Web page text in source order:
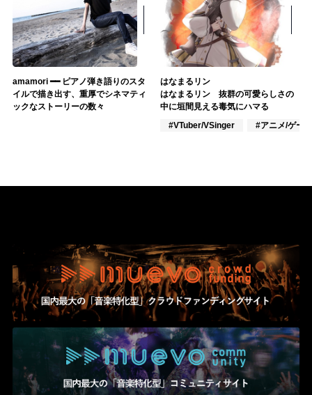
amamori ━━ ピアノ弾き語りのスタ
イルで描き出す、重厚でシネマティ
ックなストーリーの数々
はなまるリン
はなまるリン 抜群の可愛らしさの
中に垣間見える毒気にハマる
#VTuber/VSinger
#アニメ/ゲーム